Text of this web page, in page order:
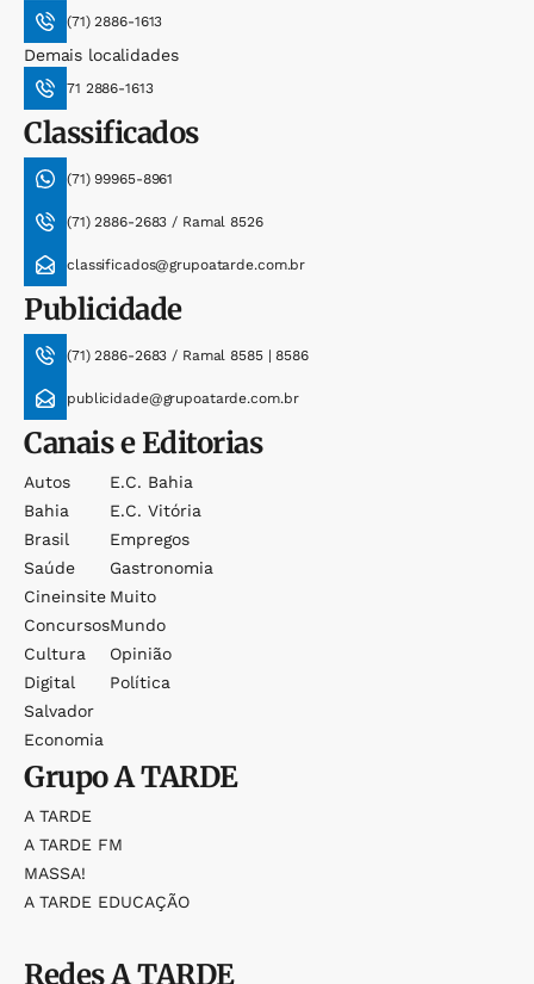
(71) 2886-1613
Demais localidades
71 2886-1613
Classificados
(71) 99965-8961
(71) 2886-2683 / Ramal 8526
classificados@grupoatarde.com.br
Publicidade
(71) 2886-2683 / Ramal 8585 | 8586
publicidade@grupoatarde.com.br
Canais e Editorias
Autos
Bahia
Brasil
Saúde
Cineinsite
Concursos
Cultura
Digital
Salvador
Economia
E.c. Bahia
E.c. Vitória
Empregos
Gastronomia
Muito
Mundo
Opinião
Política
GrupoA TARDE
A TARDE
A TARDE FM
MASSA!
A TARDE EDUCAÇÃO
RedesA TARDE